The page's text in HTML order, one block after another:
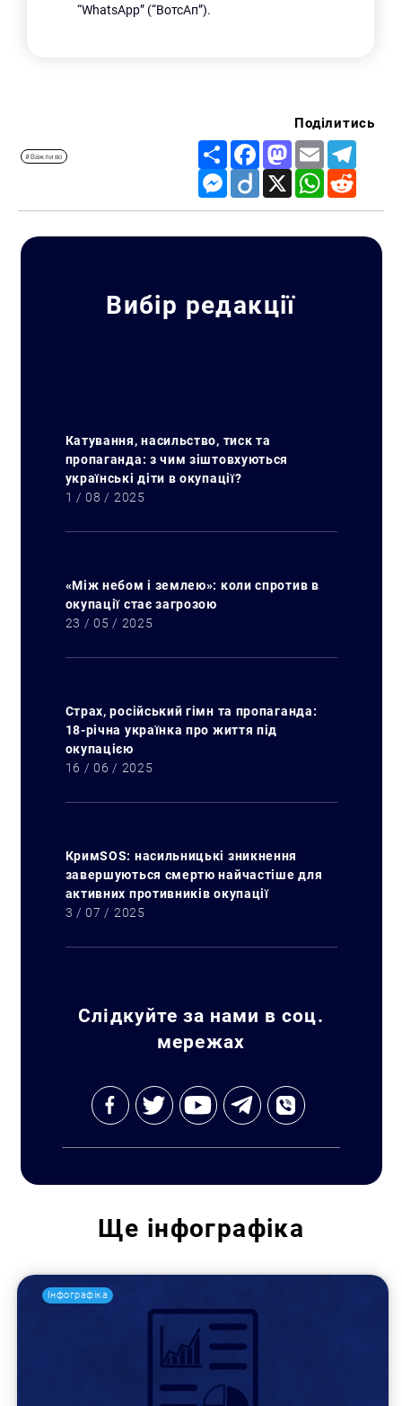
“WhatsApp” (“ВотсАп”).
#Важливо
Поділитись
Share FacebookMastodon
Email
Messenger
Diigo X WhatsApp
Вибір редакції
Катування, насильство, тиск та
пропаганда: з чим зіштовхуються
українські діти в окупації?
1 / 08 / 2025
«Між небом і землею»: коли спротив в
окупації стає загрозою
23 / 05 / 2025
Страх, російський гімн та пропаганда:
18-річна українка про життя під
окупацією
16 / 06 / 2025
КримSOS: насильницькі зникнення
завершуються смертю найчастіше для
активних противників окупації
3 / 07 / 2025
Слідкуйте за нами в соц.
мережах
Ще інфографіка
Інфографіка